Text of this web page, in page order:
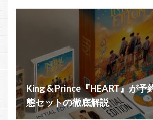
King & Prince『HEART』が予
態セットの徹底解説